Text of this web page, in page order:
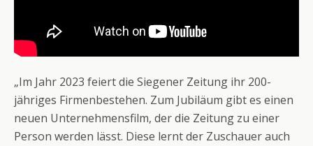
„Im Jahr 2023 feiert die Siegener Zeitung ihr 200-
jähriges Firmenbestehen. Zum Jubiläum gibt es einen
neuen Unternehmensfilm, der die Zeitung zu einer
Person werden lässt. Diese lernt der Zuschauer auch